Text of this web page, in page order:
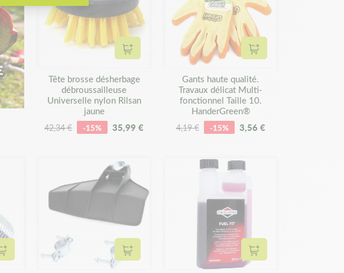
Ajouter au panier
Tête brosse désherbage
débroussailleuse
Universelle nylon Rilsan
jaune
42,34 € -15% 35,99 €
Ajouter au panier
Gants haute qualité.
Travaux délicat Multi-
fonctionnel Taille 10.
HanderGreen®
4,19 € -15% 3,56 €
Ajouter au panier Ajouter au panier Ajouter au panier